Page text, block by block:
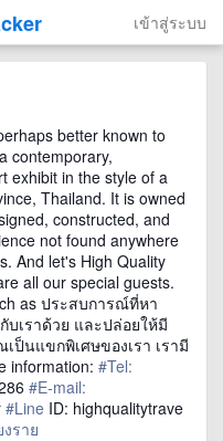
เข้าสู่ระบบ
better known to
contemporary,
exhibit in the style of a
Thailand. It is owned
constructed, and
not found anywhere
And let's High Quality
all our special guests.
as ประสบการณ์ที่หา
เราด้วย และปล่อยให้มี
นแขกพิเศษของเรา เรามี
information: #Tel:
#E-mail:
#Line ID: highqualitytrave
ราย